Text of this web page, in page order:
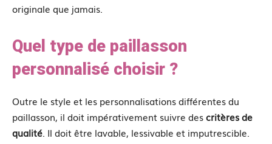
originale que jamais.
Quel type de paillasson
personnalisé choisir ?
Outre le style et les personnalisations différentes du
paillasson, il doit impérativement suivre descritères de
qualité. Il doit être lavable, lessivable et imputrescible.